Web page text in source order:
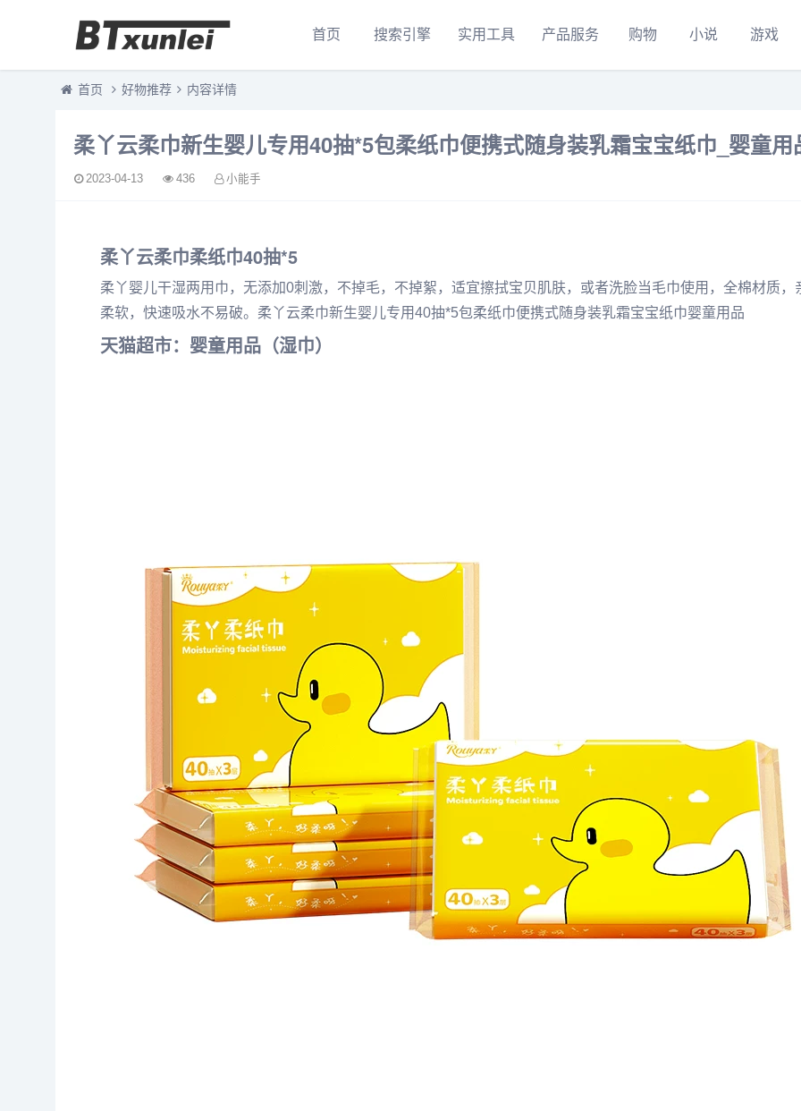
首页 搜索引擎 实用工具 产品服务 购物 小说 游戏
首页 好物推荐 内容详情
柔丫云柔巾新生婴儿专用40抽*5包柔纸巾便携式随身装乳霜宝宝纸巾_婴童用
2023-04-13 436 小能手
柔丫云柔巾柔纸巾40抽*5
柔丫婴儿干湿两用巾，无添加0刺激，不掉毛，不掉絮，适宜擦拭宝贝肌肤，或者洗脸当毛巾使用，全棉材质，
柔软，快速吸水不易破。柔丫云柔巾新生婴儿专用40抽*5包柔纸巾便携式随身装乳霜宝宝纸巾婴童用品
天猫超市：婴童用品（湿巾）